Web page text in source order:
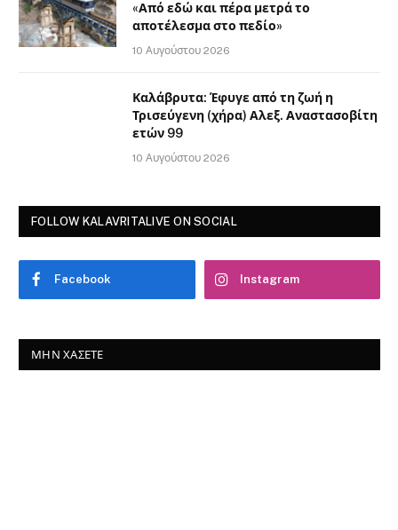
«Από εδώ και πέρα μετρά το
αποτέλεσμα στο πεδίο»
10 Αυγούστου 2026
Καλάβρυτα: Έφυγε από τη ζωή η
Τρισεύγενη (χήρα) Αλεξ. Αναστασοβίτη
ετών 99
10 Αυγούστου 2026
FOLLOW KALAVRITALIVE ON SOCIAL
Facebook Instagram
ΜΗΝ ΧΆΣΕΤΕ